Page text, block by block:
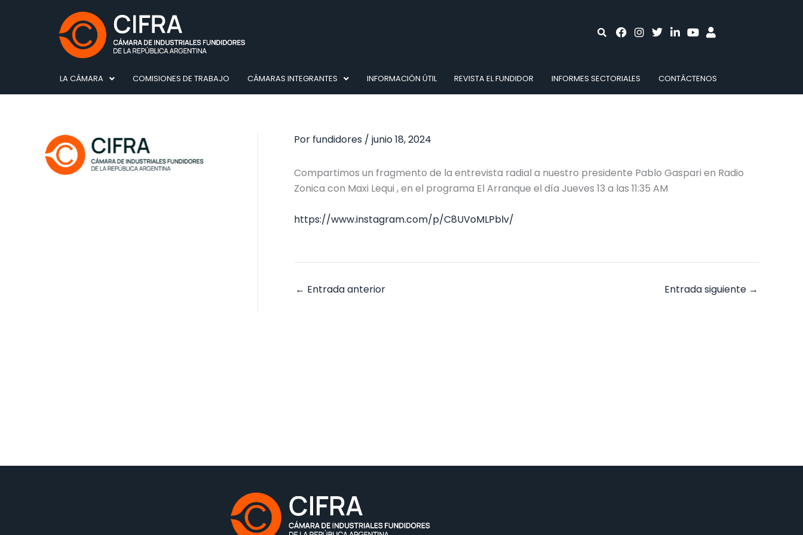
LA CÁMARA COMISIONES DE TRABAJO CÁMARAS INTEGRANTES INFORMACIÓN ÚTIL REVISTA EL FUNDIDOR INFORMES SECTORIALES CONTÁCTENOS
Por fundidores / junio 18, 2024
Compartimos un fragmento de la entrevista radial a nuestro presidente Pablo Gaspari en Radio
Zonica con Maxi Lequi , en el programa El Arranque el día Jueves 13 a las 11:35 AM
https://www.instagram.com/p/C8UVoMLPblv/
← Entrada anterior Entrada siguiente →